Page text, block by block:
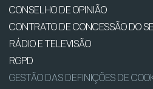
CONSELHO DE OPINIÃO
CONTRATO DE CONCESSÃO DO
RÁDIO E TELEVISÃO
RGPD
GESTÃO DAS DEFINIÇÕES DE